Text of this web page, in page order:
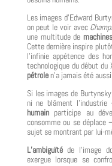
Les images d’Edward
on peut le voir avec
une multitude demachines
Cette dernière inspire
l’infinie appétence des
technologique du début du
pétrolen’a jamais été
Si les images de
ni ne blâment
humainparticipe au
consomme ou se déplace
sujet se montrant par lui-
L’ambiguïtéde l’image
exergue lorsque se